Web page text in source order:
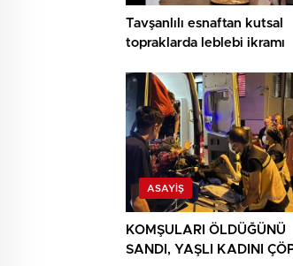
Tavşanlılı esnaftan kutsal
topraklarda leblebi ikramı
ASAYIŞ
KOMŞULARI ÖLDÜĞÜNÜ
SANDI, YAŞLI KADINI